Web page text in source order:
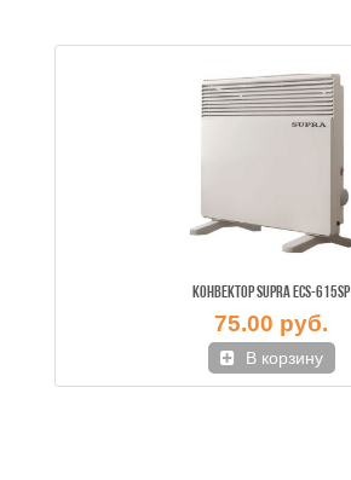
КОНВЕКТОР SUPRA ECS-615SP
75.00 руб.
В корзину